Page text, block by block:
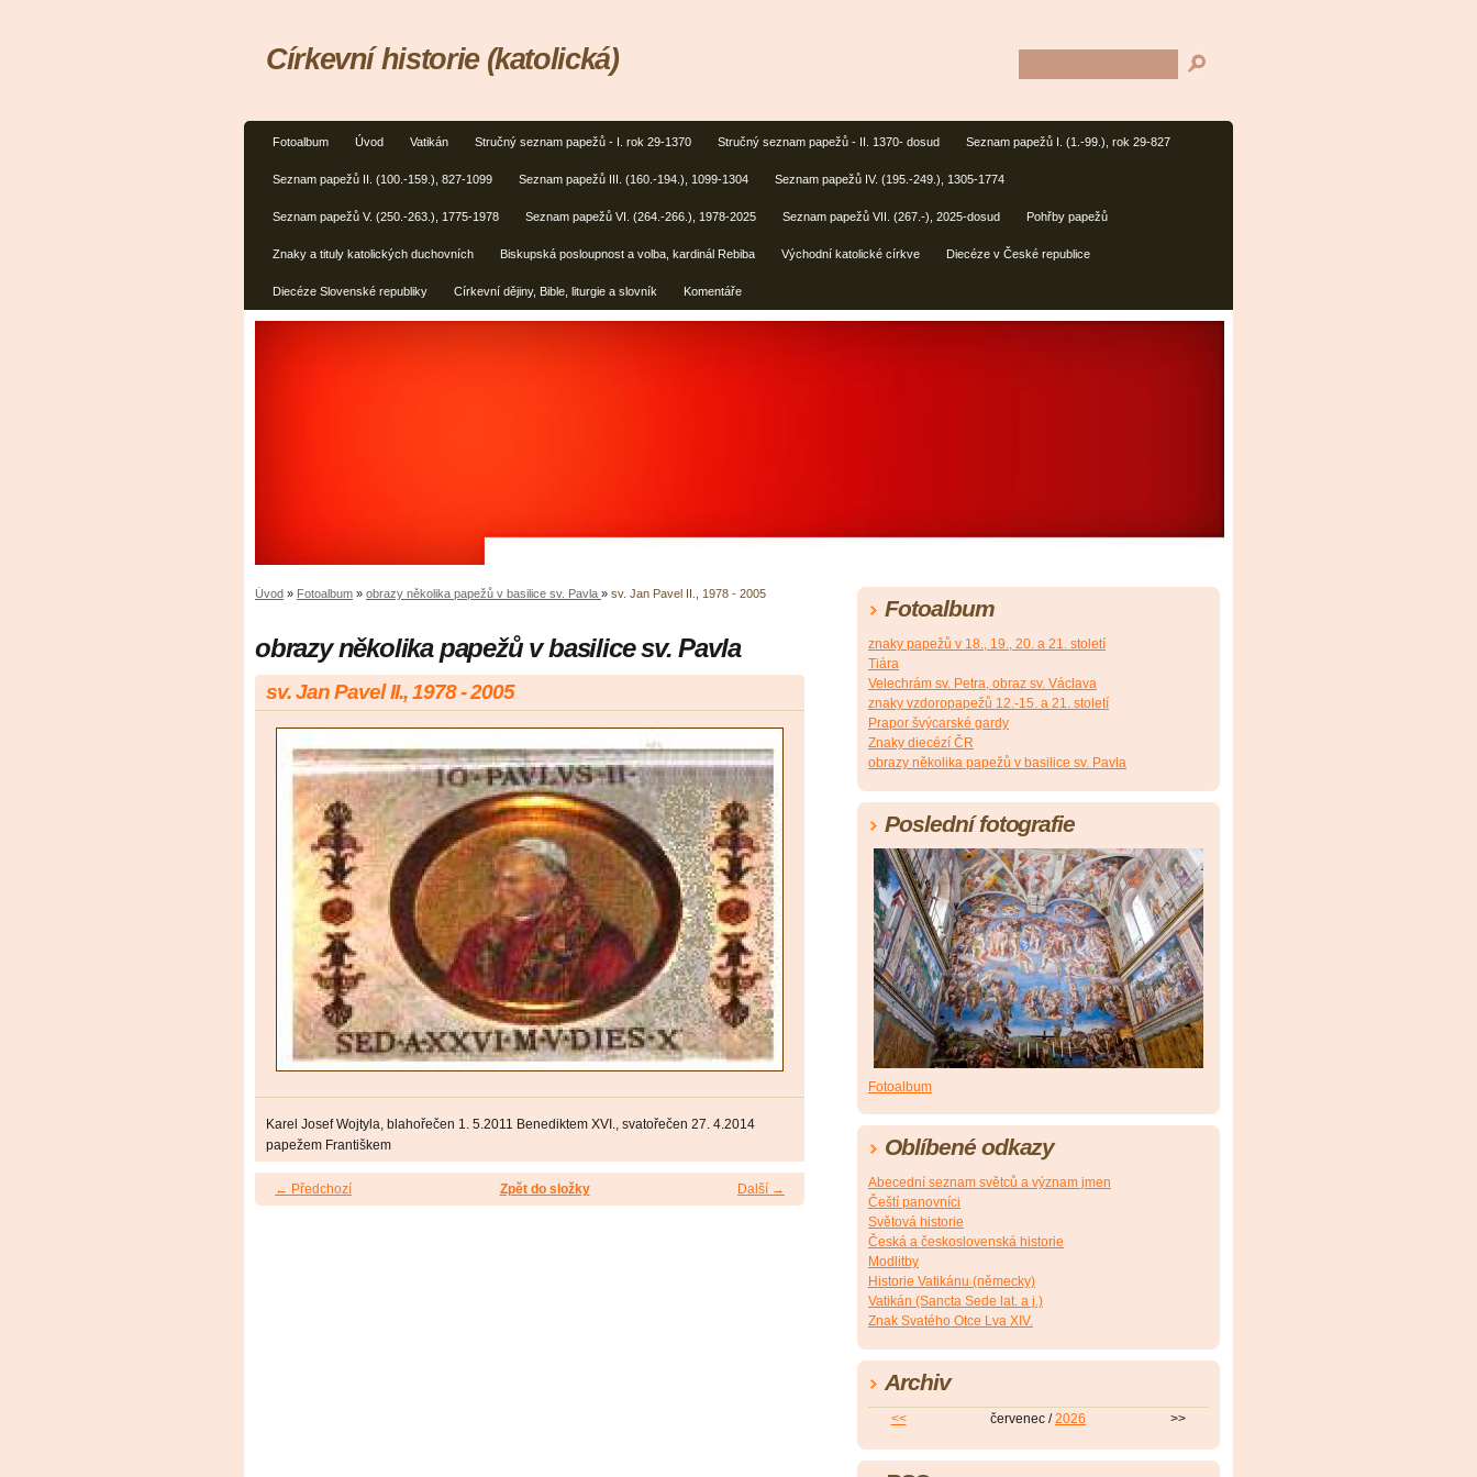
Fotoalbum Úvod Vatikán Stručný seznam papežů - I. rok 29-1370 Stručný seznam papežů - II. 1370- dosud Seznam papežů I. (1.-99.), rok 29-827
Seznam papežů II. (100.-159.), 827-1099 Seznam papežů III. (160.-194.), 1099-1304 Seznam papežů IV. (195.-249.), 1305-1774
Seznam papežů V. (250.-263.), 1775-1978 Seznam papežů VI. (264.-266.), 1978-2025 Seznam papežů VII. (267.-), 2025-dosud Pohřby papežů
Znaky a tituly katolických duchovních Biskupská posloupnost a volba, kardinál Rebiba Východní katolické církve Diecéze v České republice
Diecéze Slovenské republiky Církevní dějiny, Bible, liturgie a slovník Komentáře
Církevní historie (katolická)
Úvod » Fotoalbum » obrazy několika papežů v basilice sv. Pavla » sv. Jan Pavel II., 1978 - 2005
obrazy několika papežů v basilice sv. Pavla
sv. Jan Pavel II., 1978 - 2005
Karel Josef Wojtyla, blahořečen 1. 5.2011 Benediktem XVI., svatořečen 27. 4.2014
papežem Františkem
← Předchozí Další →
Zpět do složky
Fotoalbum
znaky papežů v 18., 19., 20. a 21. století
Tiára
Velechrám sv. Petra, obraz sv. Václava
znaky vzdoropapežů 12.-15. a 21. století
Prapor švýcarské gardy
Znaky diecézí ČR
obrazy několika papežů v basilice sv. Pavla
Poslední fotografie
Fotoalbum
Oblíbené odkazy
Abecední seznam světců a význam jmen
Čeští panovníci
Světová historie
Česká a československá historie
Modlitby
Historie Vatikánu (německy)
Vatikán (Sancta Sede lat. a j.)
Znak Svatého Otce Lva XIV.
Archiv
<< červenec /2026 >>